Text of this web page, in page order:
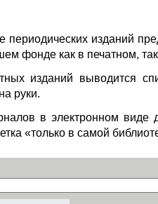
периодических изданий
фонде как в печатном,
изданий выводится
руки.
в электронном виде
«только в самой